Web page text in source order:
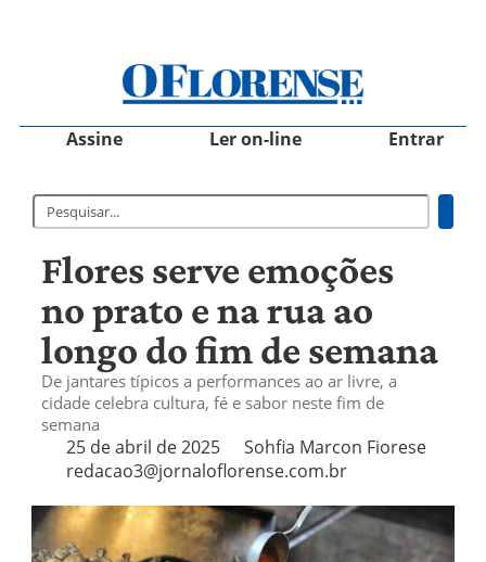
Assine Ler on-line Entrar
Flores serve emoções
no prato e na rua ao
longo do fim de semana
De jantares típicos a performances ao ar livre, a
cidade celebra cultura, fé e sabor neste fim de
semana
25 de abril de 2025
Sohfia Marcon Fiorese
redacao3@jornaloflorense.com.br